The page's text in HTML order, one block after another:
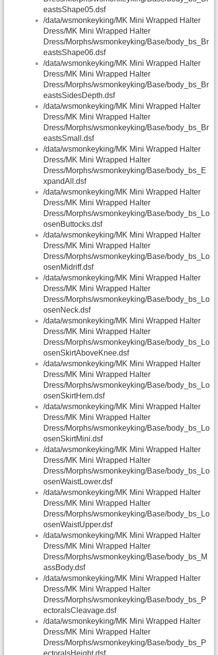
eastsShape05.dsf
/data/wsmonkeyking/MK Mini Wrapped Halter
Dress/MK Mini Wrapped Halter
Dress/Morphs/wsmonkeyking/Base/body_bs_Br
eastsShape06.dsf
/data/wsmonkeyking/MK Mini Wrapped Halter
Dress/MK Mini Wrapped Halter
Dress/Morphs/wsmonkeyking/Base/body_bs_Br
eastsSidesDepth.dsf
/data/wsmonkeyking/MK Mini Wrapped Halter
Dress/MK Mini Wrapped Halter
Dress/Morphs/wsmonkeyking/Base/body_bs_Br
eastsSmall.dsf
/data/wsmonkeyking/MK Mini Wrapped Halter
Dress/MK Mini Wrapped Halter
Dress/Morphs/wsmonkeyking/Base/body_bs_E
xpandAll.dsf
/data/wsmonkeyking/MK Mini Wrapped Halter
Dress/MK Mini Wrapped Halter
Dress/Morphs/wsmonkeyking/Base/body_bs_Lo
osenButtocks.dsf
/data/wsmonkeyking/MK Mini Wrapped Halter
Dress/MK Mini Wrapped Halter
Dress/Morphs/wsmonkeyking/Base/body_bs_Lo
osenMidriff.dsf
/data/wsmonkeyking/MK Mini Wrapped Halter
Dress/MK Mini Wrapped Halter
Dress/Morphs/wsmonkeyking/Base/body_bs_Lo
osenNeck.dsf
/data/wsmonkeyking/MK Mini Wrapped Halter
Dress/MK Mini Wrapped Halter
Dress/Morphs/wsmonkeyking/Base/body_bs_Lo
osenSkirtAboveKnee.dsf
/data/wsmonkeyking/MK Mini Wrapped Halter
Dress/MK Mini Wrapped Halter
Dress/Morphs/wsmonkeyking/Base/body_bs_Lo
osenSkirtHem.dsf
/data/wsmonkeyking/MK Mini Wrapped Halter
Dress/MK Mini Wrapped Halter
Dress/Morphs/wsmonkeyking/Base/body_bs_Lo
osenSkirtMini.dsf
/data/wsmonkeyking/MK Mini Wrapped Halter
Dress/MK Mini Wrapped Halter
Dress/Morphs/wsmonkeyking/Base/body_bs_Lo
osenWaistLower.dsf
/data/wsmonkeyking/MK Mini Wrapped Halter
Dress/MK Mini Wrapped Halter
Dress/Morphs/wsmonkeyking/Base/body_bs_Lo
osenWaistUpper.dsf
/data/wsmonkeyking/MK Mini Wrapped Halter
Dress/MK Mini Wrapped Halter
Dress/Morphs/wsmonkeyking/Base/body_bs_M
assBody.dsf
/data/wsmonkeyking/MK Mini Wrapped Halter
Dress/MK Mini Wrapped Halter
Dress/Morphs/wsmonkeyking/Base/body_bs_P
ectoralsCleavage.dsf
/data/wsmonkeyking/MK Mini Wrapped Halter
Dress/MK Mini Wrapped Halter
Dress/Morphs/wsmonkeyking/Base/body_bs_P